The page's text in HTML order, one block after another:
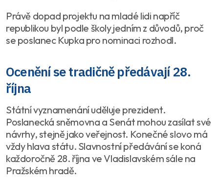
Právě dopad projektu na mladé lidi napříč
republikou byl podle školy jedním z důvodů, proč
se poslanec Kupka pro nominaci rozhodl.
Ocenění se tradičně předávají 28.
října
Státní vyznamenání uděluje prezident.
Poslanecká sněmovna a Senát mohou zasílat své
návrhy, stejně jako veřejnost. Konečné slovo má
vždy hlava státu. Slavnostní předávání se koná
každoročně 28. října ve Vladislavském sále na
Pražském hradě.